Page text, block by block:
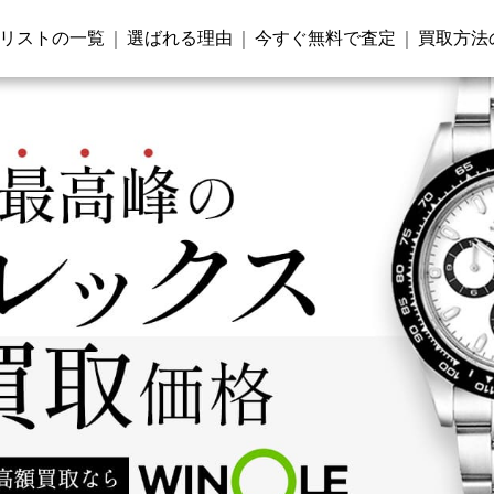
ストの一覧 選ばれる理由 今すぐ無料で査定 買取方法